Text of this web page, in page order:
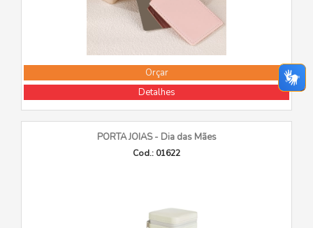
Orçar
Detalhes
PORTA JOIAS - Dia das Mães
Cod.: 01622